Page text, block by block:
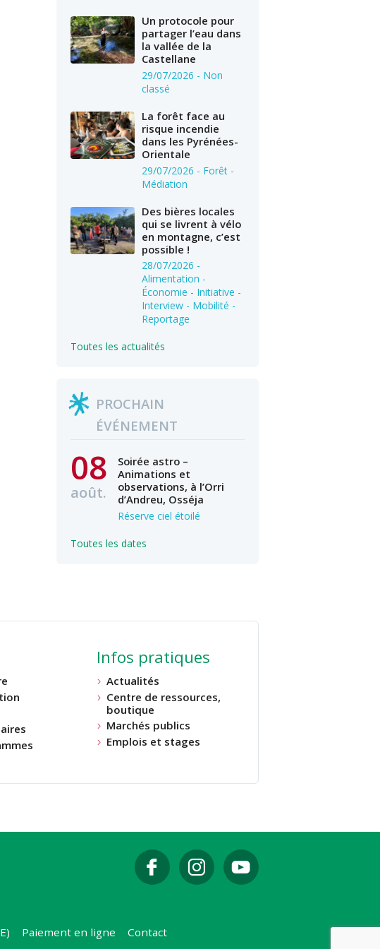
Un protocole pour
partager l’eau dans
la vallée de la
Castellane
29/07/2026 - Non
classé
La forêt face au
risque incendie
dans les Pyrénées-
Orientale
29/07/2026 - Forêt -
Médiation
Des bières locales
qui se livrent à vélo
en montagne, c’est
possible !
28/07/2026 -
Alimentation -
Économie - Initiative -
Interview - Mobilité -
Reportage
Toutes les actualités
PROCHAIN
ÉVÉNEMENT
08
août.
Soirée astro –
Animations et
observations, à l’Orri
d’Andreu, Osséja
Réserve ciel étoilé
Toutes les dates
Infos pratiques
Actualités
Centre de ressources,
boutique
Marchés publics
Emplois et stages
Paiement en ligne Contact